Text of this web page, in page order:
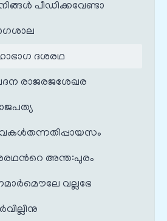
പീഡിക്കവേണ്ടാ
ദശരഥ
രാജരജശേഖര
അന്ത:പുരം
വല്ലഭേ